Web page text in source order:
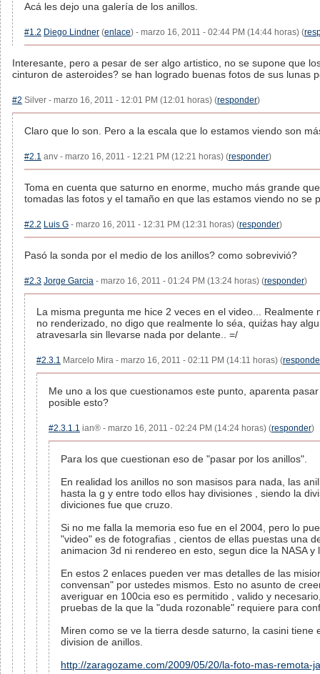
Acá les dejo una galería de los anillos.
#1.2 Diego Lindner (enlace) - marzo 16, 2011 - 02:44 PM (14:44 horas) (
Interesante, pero a pesar de ser algo artistico, no se supone que
cinturon de asteroides? se han logrado buenas fotos de sus lunas
#2 Silver - marzo 16, 2011 - 12:01 PM (12:01 horas) (responder)
Claro que lo son. Pero a la escala que lo estamos viendo son
#2.1 anv - marzo 16, 2011 - 12:21 PM (12:21 horas) (responder)
Toma en cuenta que saturno en enorme, mucho más grande
tomadas las fotos y el tamaño en que las estamos viendo no se
#2.2 Luis G - marzo 16, 2011 - 12:31 PM (12:31 horas) (responder)
Pasó la sonda por el medio de los anillos? como sobrevivió?
#2.3 Jorge Garcia - marzo 16, 2011 - 01:24 PM (13:24 horas) (responder)
La misma pregunta me hice 2 veces en el video...
no renderizado, no digo que realmente lo séa, quiźas hay
atravesarla sin llevarse nada por delante.. =/
#2.3.1 Marcelo Mira - marzo 16, 2011 - 02:11 PM (14:11 horas) (
Me uno a los que cuestionamos este punto, aparenta
posible esto?
#2.3.1.1 ian® - marzo 16, 2011 - 02:24 PM (14:24 horas) (responder)
Para los que cuestionan eso de "pasar por los anillos".
En realidad los anillos no son masisos para nada, las
hasta la g y entre todo ellos hay divisiones , siendo la
diviciones fue que cruzo.
Si no me falla la memoria eso fue en el 2004, pero lo
"video" es de fotografias , cientos de ellas puestas una
animacion 3d ni rendereo en esto, segun dice la NASA
En estos 2 enlaces pueden ver mas detalles de las
convensan" por ustedes mismos. Esto no asunto de
averiguar en 100cia eso es permitido , valido y
pruebas de la que la "duda rozonable" requiere para
Miren como se ve la tierra desde saturno, la casini
division de anillos.
http://zaragozame.com/2009/05/20/la-foto-mas-remota-